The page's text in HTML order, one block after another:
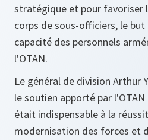
stratégique et pour favoriser
corps de sous-officiers, le
capacité des personnels
l'OTAN.
Le général de division Arthur
le soutien apporté par l'OTAN
était indispensable à la
modernisation des forces et